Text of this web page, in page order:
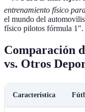
entrenamiento físico
el mundo del
físico pilotos fórmula 1".
Comparación
vs. Otros
Característica